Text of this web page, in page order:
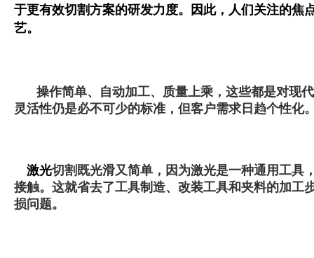
于更有效切割方案的研发力度。因此，人们关注的焦
艺。
操作简单、自动加工、质量上乘，这些都是对现
灵活性仍是必不可少的标准，但客户需求日趋个性化
激光切割既光滑又简单，因为激光是一种通用工具
接触。这就省去了工具制造、改装工具和夹料的加工
损问题。